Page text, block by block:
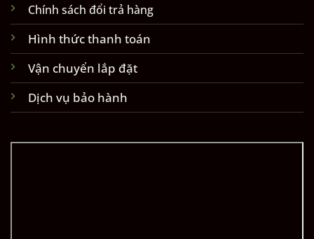
Chính sách đổi trả hàng
Hình thức thanh toán
Vận chuyển lắp đặt
Dịch vụ bảo hành